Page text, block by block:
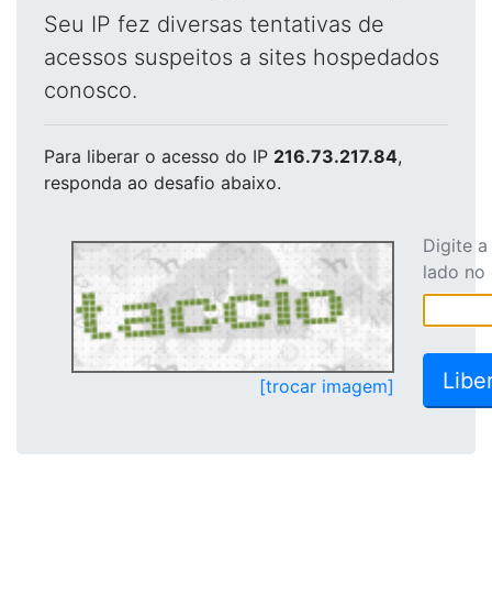
Seu IP fez diversas tentativas de
acessos suspeitos a sites hospedados
conosco.
Para liberar o acesso do IP 216.73.217.84,
responda ao desafio abaixo.
[trocar imagem]
Digite
lado no